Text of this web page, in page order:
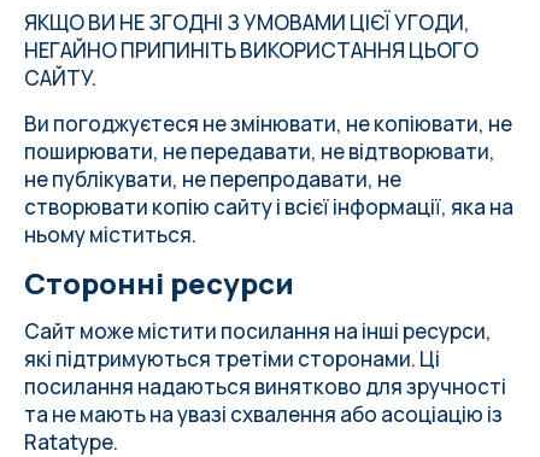
ЯКЩО ВИ НЕ ЗГОДНІ З УМОВАМИ ЦІЄЇ УГОДИ,
НЕГАЙНО ПРИПИНІТЬ ВИКОРИСТАННЯ ЦЬОГО
САЙТУ.
Ви погоджуєтеся не змінювати, не копіювати, не
поширювати, не передавати, не відтворювати,
не публікувати, не перепродавати, не
створювати копію сайту і всієї інформації, яка на
ньому міститься.
Сторонні ресурси
Сайт може містити посилання на інші ресурси,
які підтримуються третіми сторонами. Ці
посилання надаються винятково для зручності
та не мають на увазі схвалення або асоціацію із
Ratatype.